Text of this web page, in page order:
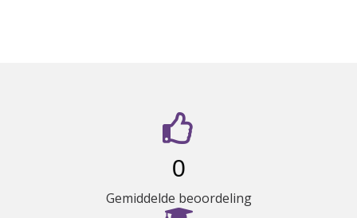
0
Gemiddelde beoordeling